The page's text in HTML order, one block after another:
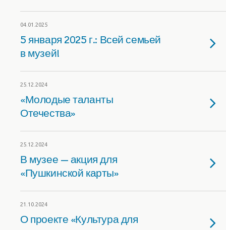
04.01.2025
5 января 2025 г.: Всей семьей
в музей!
25.12.2024
«Молодые таланты
Отечества»
25.12.2024
В музее — акция для
«Пушкинской карты»
21.10.2024
О проекте «Культура для